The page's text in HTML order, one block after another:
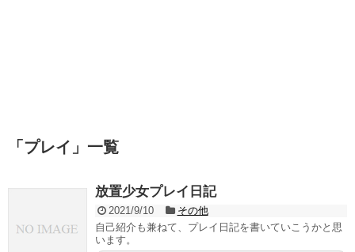
「 プレイ 」 一覧
放置少女プレイ日記
2021/9/10
その他
自己紹介も兼ねて、プレイ日記を書いていこうかと思
います。